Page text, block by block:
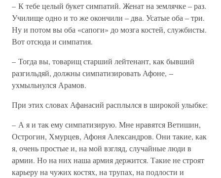
– К тебе целый букет симпатий. Женат на землячке – раз.
Училище одно и то же окончили – два. Усатые оба – три.
Ну и потом вы оба «сапоги» до мозга костей, службисты.
Вот отсюда и симпатия.
– Тогда вы, товарищ старший лейтенант, как бывший
разгильдяй, должны симпатизировать Афоне, –
ухмыльнулся Арамов.
При этих словах Афанасий расплылся в широкой улыбке:
– А я и так ему симпатизирую. Мне нравятся Ветишин,
Острогин, Хмурцев, Афоня Александров. Они такие, как
я, очень простые и, на мой взгляд, случайные люди в
армии. Но на них наша армия держится. Такие не строят
карьеру на чужих костях, на трупах, на подлости и